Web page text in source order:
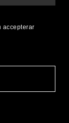
accepterar